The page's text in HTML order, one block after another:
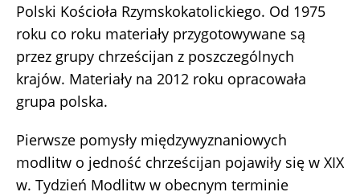
Polski Kościoła Rzymskokatolickiego. Od 1975
roku co roku materiały przygotowywane są
przez grupy chrześcijan z poszczególnych
krajów. Materiały na 2012 roku opracowała
grupa polska.
Pierwsze pomysły międzywyznaniowych
modlitw o jedność chrześcijan pojawiły się w XIX
w. Tydzień Modlitw w obecnym terminie